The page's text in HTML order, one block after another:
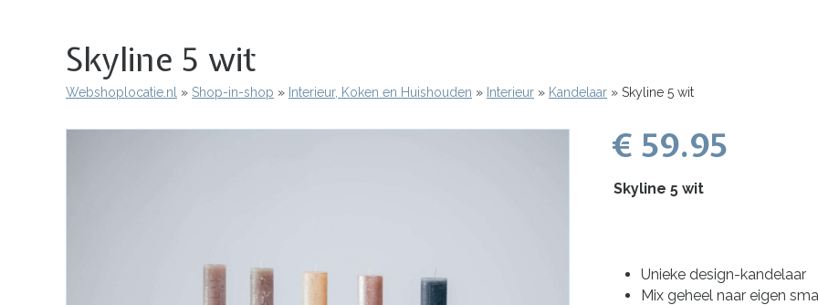
Skyline 5 wit
Kruimelpad
Webshoplocatie.nl Shop-in-shop Interieur, Koken en Huishouden Interieur Kandelaar Skyline 5 wit
€ 59.95
Skyline 5 wit
Unieke design-kandelaar
Mix geheel naar eigen